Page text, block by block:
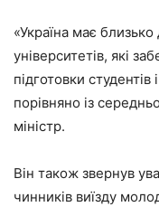
«Україна має
університетів, які
підготовки
порівняно із
міністр.
Він також звернув
чинників виїзду